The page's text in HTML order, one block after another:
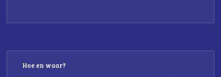
Hoe en waar?